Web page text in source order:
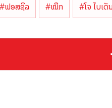
#ຟອສຊິລ #ໝຶກ #ໂຈ ໄບເດັ